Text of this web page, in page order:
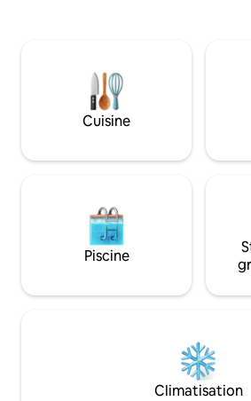
gratuites : équitation, excursion en
randonnée, vélo. Dans un rayon de
30 km, vous trouverez certains des
endroits les plus populaires de Serbie :
cascade Lisine, Prskalo...
Cuisine
Piscine
Climatisation